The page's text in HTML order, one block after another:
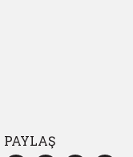
PAYLAŞ